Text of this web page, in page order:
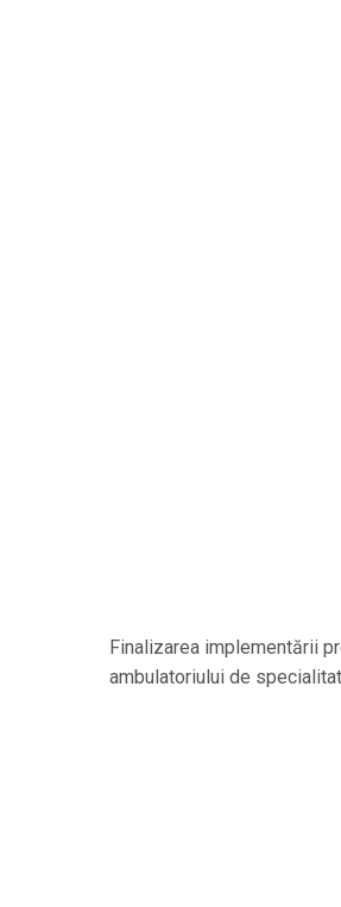
Finalizarea implementării
ambulatoriului de